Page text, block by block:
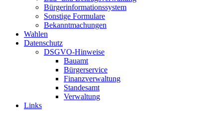
Bürgerinformationssystem
Sonstige Formulare
Bekanntmachungen
Wahlen
Datenschutz
DSGVO-Hinweise
Bauamt
Bürgerservice
Finanzverwaltung
Standesamt
Verwaltung
Links